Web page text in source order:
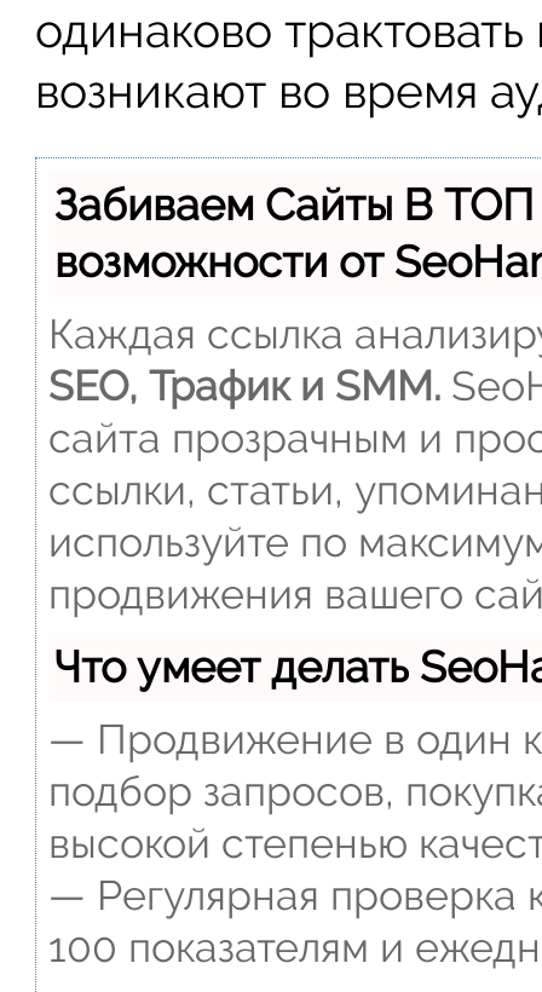
одинаково
возникают во время
Забиваем Сайты В
возможности от
Каждая ссылка
SEO, Трафик и SMM.
сайта прозрачным и
ссылки, статьи,
используйте по
продвижения вашего
Что умеет делать
— Продвижение в один
подбор запросов,
высокой степенью
— Регулярная проверка
100 показателям и